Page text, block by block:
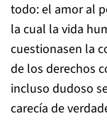
todo: el amor al
la cual la vida
cuestionasen la
de los derechos
incluso dudoso
carecía de